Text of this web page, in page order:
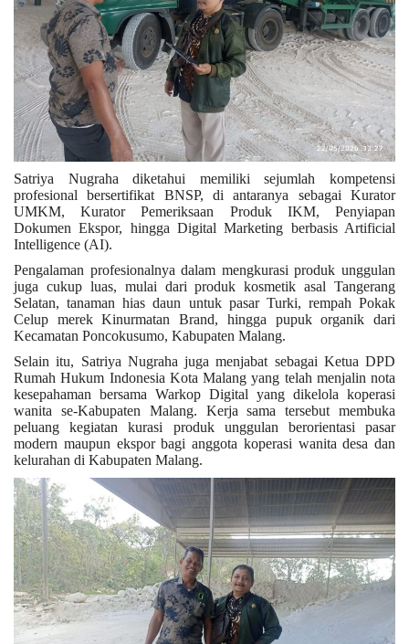
Satriya Nugraha diketahui memiliki sejumlah kompetensi
profesional bersertifikat BNSP, di antaranya sebagai Kurator
UMKM, Kurator Pemeriksaan Produk IKM, Penyiapan
Dokumen Ekspor, hingga Digital Marketing berbasis Artificial
Intelligence (AI).
Pengalaman profesionalnya dalam mengkurasi produk unggulan
juga cukup luas, mulai dari produk kosmetik asal Tangerang
Selatan, tanaman hias daun untuk pasar Turki, rempah Pokak
Celup merek Kinurmatan Brand, hingga pupuk organik dari
Kecamatan Poncokusumo, Kabupaten Malang.
Selain itu, Satriya Nugraha juga menjabat sebagai Ketua DPD
Rumah Hukum Indonesia Kota Malang yang telah menjalin nota
kesepahaman bersama Warkop Digital yang dikelola koperasi
wanita se-Kabupaten Malang. Kerja sama tersebut membuka
peluang kegiatan kurasi produk unggulan berorientasi pasar
modern maupun ekspor bagi anggota koperasi wanita desa dan
kelurahan di Kabupaten Malang.